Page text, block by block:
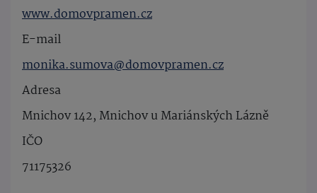
www.domovpramen.cz
E-mail
monika.sumova@domovpramen.cz
Adresa
Mnichov 142, Mnichov u Mariánských Lázně
IČO
71175326